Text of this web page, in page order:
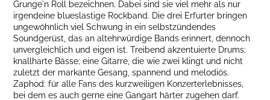
Grunge`n Roll bezeichnen. Dabei sind sie viel mehr als nur
irgendeine blueslastige Rockband. Die drei Erfurter bringen
ungewöhnlich viel Schwung in ein selbstzündendes
Soundgerüst, das an altehrwürdige Bands erinnert, dennoch
unvergleichlich und eigen ist. Treibend akzentuierte Drums;
knallharte Bässe; eine Gitarre, die wie zwei klingt und nicht
zuletzt der markante Gesang, spannend und melodiös.
Zaphod: für alle Fans des kurzweiligen Konzerterlebnisses,
bei dem es auch gerne eine Gangart härter zugehen darf.